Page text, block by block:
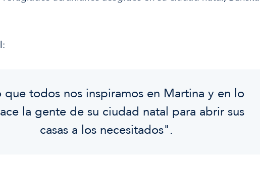
que todos nos inspiramos en Martina y en lo
la gente de su ciudad natal para abrir sus
casas a los necesitados".